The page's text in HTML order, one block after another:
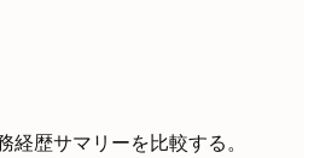
歴サマリーを比較する。